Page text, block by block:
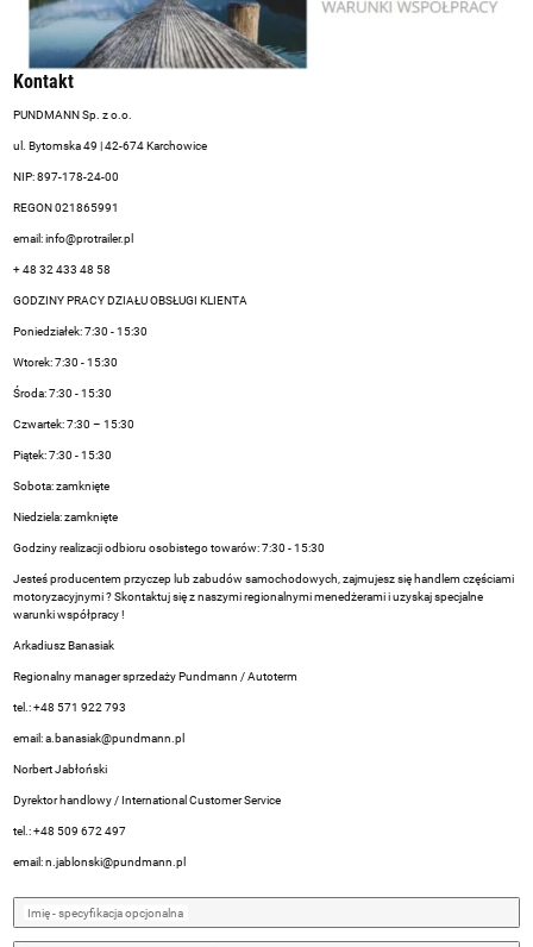
Kontakt
PUNDMANN Sp. z o.o.
ul. Bytomska 49 | 42-674 Karchowice
NIP: 897-178-24-00
REGON 021865991
email:info@protrailer.pl
+ 48 32 433 48 58
GODZINY PRACY DZIAŁU OBSŁUGI KLIENTA
Poniedziałek: 7:30 - 15:30
Wtorek: 7:30 - 15:30
Środa: 7:30 - 15:30
Czwartek: 7:30 – 15:30
Piątek: 7:30 - 15:30
Sobota: zamknięte
Niedziela: zamknięte
Godziny realizacji odbioru osobistego towarów: 7:30 - 15:30
Jesteś producentem przyczep lub zabudów samochodowych, zajmujesz się handlem częściami
motoryzacyjnymi ? Skontaktuj się z naszymi regionalnymi menedżerami i uzyskaj specjalne
warunki współpracy !
Arkadiusz Banasiak
Regionalny manager sprzedaży Pundmann / Autoterm
tel.: +48 571 922 793
email:a.banasiak@pundmann.pl
Norbert Jabłoński
Dyrektor handlowy / International Customer Service
tel.: +48 509 672 497
email:n.jablonski@pundmann.pl
Imię- specyfikacja opcjonalna